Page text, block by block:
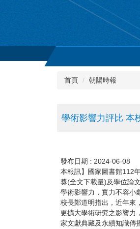
首頁 朝陽時報
學術影響力評比 本
發布日期 : 2024-06-08
本報訊】國家圖書館112
獎(全文下載量)及學位論
學術影響力，實力不容小
校長鄭道明指出，近年來
更擴大學術研究之影響力
家文獻典藏及永續知識傳